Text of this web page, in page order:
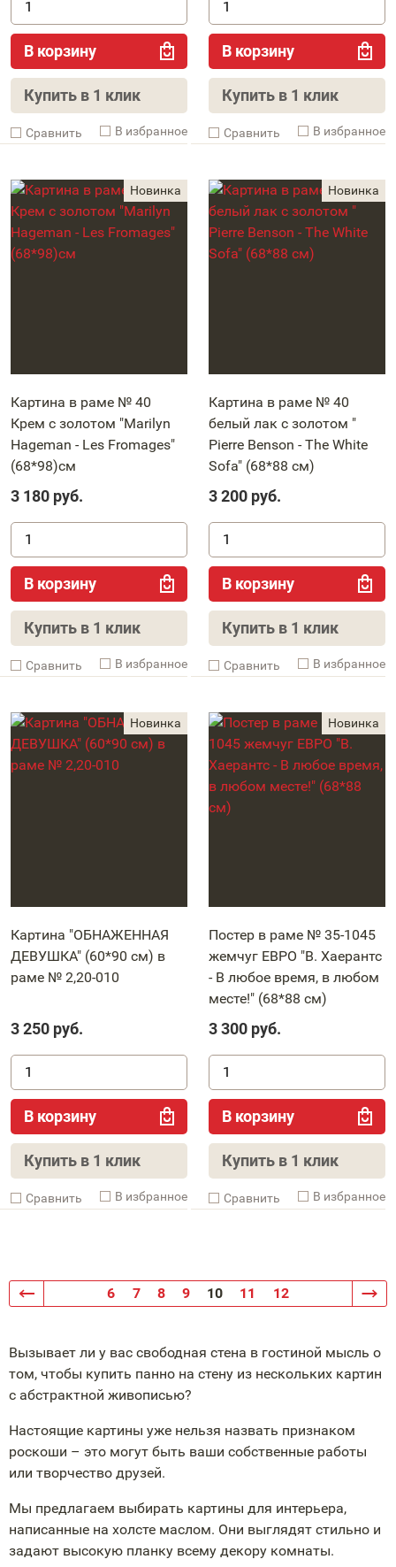
В корзину
Купить в 1 клик
Cравнить В избранное
В корзину
Купить в 1 клик
Cравнить В избранное
Картина в раме № 40
Крем с золотом "Marilyn
Hageman - Les Fromages"
(68*98)см
3 180 руб.
В корзину
Купить в 1 клик
Cравнить В избранное
Картина в раме № 40
белый лак с золотом "
Pierre Benson - The White
Sofa" (68*88 см)
3 200 руб.
В корзину
Купить в 1 клик
Cравнить В избранное
Картина "ОБНАЖЕННАЯ
ДЕВУШКА" (60*90 см) в
раме № 2,20-010
3 250 руб.
В корзину
Купить в 1 клик
Cравнить В избранное
Постер в раме № 35-1045
жемчуг ЕВРО "В. Хаерантс
- В любое время, в любом
месте!" (68*88 см)
3 300 руб.
В корзину
Купить в 1 клик
Cравнить В избранное
6 7 8 9 10 11 12
Вызывает ли у вас свободная стена в гостиной мысль о
том, чтобы купить панно на стену из нескольких картин
с абстрактной живописью?
Настоящие картины уже нельзя назвать признаком
роскоши – это могут быть ваши собственные работы
или творчество друзей.
Мы предлагаем выбирать картины для интерьера,
написанные на холсте маслом. Они выглядят стильно и
задают высокую планку всему декору комнаты.